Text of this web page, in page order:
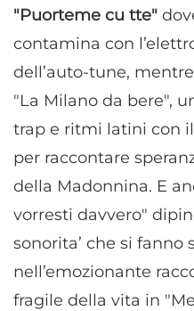
"Puorteme cu tte"
contamina con
dell’auto-tune,
"La Milano da bere",
trap e ritmi latini con
per raccontare
della Madonnina. E
vorresti davvero"
sonorita’ che si fanno
nell’emozionante
fragile della vita in